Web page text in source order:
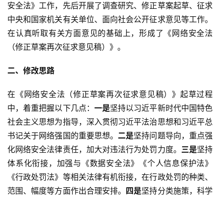
安全法》工作，先后开展了调查研究、修正草案起草、征求
中央和国家机关有关单位、面向社会公开征求意见等工作。
在认真听取有关方面意见的基础上，形成了《网络安全法
（修正草案再次征求意见稿）》。
二、修改思路
在《网络安全法（修正草案再次征求意见稿）》起草过程
中，着重把握以下几点： 一是坚持以习近平新时代中国特色
社会主义思想为指导，深入贯彻习近平法治思想和习近平总
书记关于网络强国的重要思想。二是坚持问题导向，重点强
化网络安全法律责任，加大对违法行为处罚力度。 三是坚持
体系化衔接，加强与《数据安全法》《个人信息保护法》
《行政处罚法》等相关法律有机衔接，在行政处罚的种类、
范围、幅度等方面作出合理安排。 四是坚持分类施策，科学